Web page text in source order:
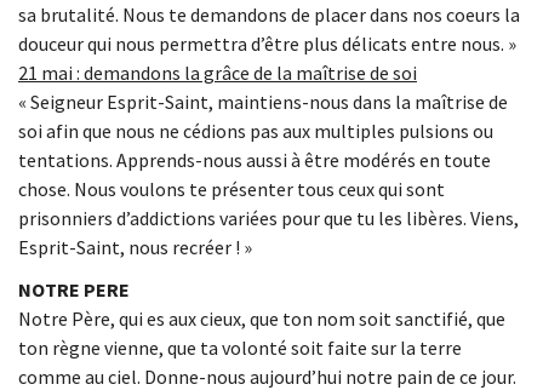
sa brutalité. Nous te demandons de placer dans nos coeurs la
douceur qui nous permettra d’être plus délicats entre nous. »
21 mai : demandons la grâce de la maîtrise de soi
« Seigneur Esprit-Saint, maintiens-nous dans la maîtrise de
soi afin que nous ne cédions pas aux multiples pulsions ou
tentations. Apprends-nous aussi à être modérés en toute
chose. Nous voulons te présenter tous ceux qui sont
prisonniers d’addictions variées pour que tu les libères. Viens,
Esprit-Saint, nous recréer ! »
NOTRE PERE
Notre Père, qui es aux cieux, que ton nom soit sanctifié, que
ton règne vienne, que ta volonté soit faite sur la terre
comme au ciel. Donne-nous aujourd’hui notre pain de ce jour.